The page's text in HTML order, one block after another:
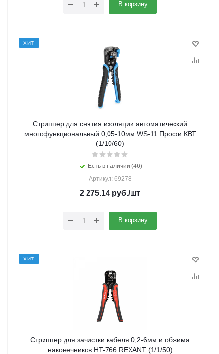
В корзину
ХИТ
Стриппер для снятия изоляции автоматический
многофункциональный 0,05-10мм WS-11 Профи КВТ
(1/10/60)
Есть в наличии (46)
Артикул: 69278
2 275.14 руб./шт
В корзину
ХИТ
Стриппер для зачистки кабеля 0,2-6мм и обжима
наконечников HT-766 REXANT (1/1/50)